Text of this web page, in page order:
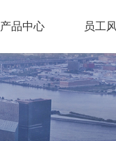
产品中心 员工